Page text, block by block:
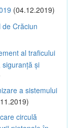
(04.12.2019)
Crăciun
al traficului
siguranță și
a sistemului
circulă